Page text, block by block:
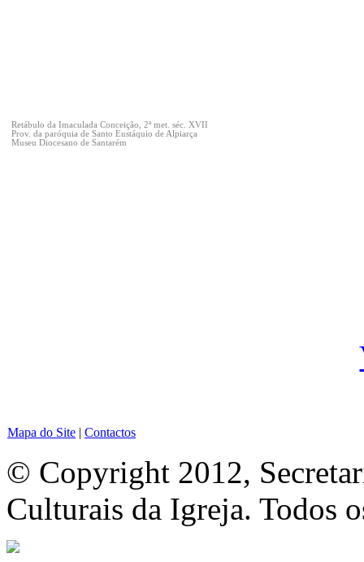
Retábulo da Imaculada Conceição, 2ª met. séc. XVII
Prov. da paróquia de Santo Eustáquio de Alpiarça
Museu Diocesano de Santarém
Mapa do Site | Contactos
© Copyright 2012,
Culturais da Igreja. Todos